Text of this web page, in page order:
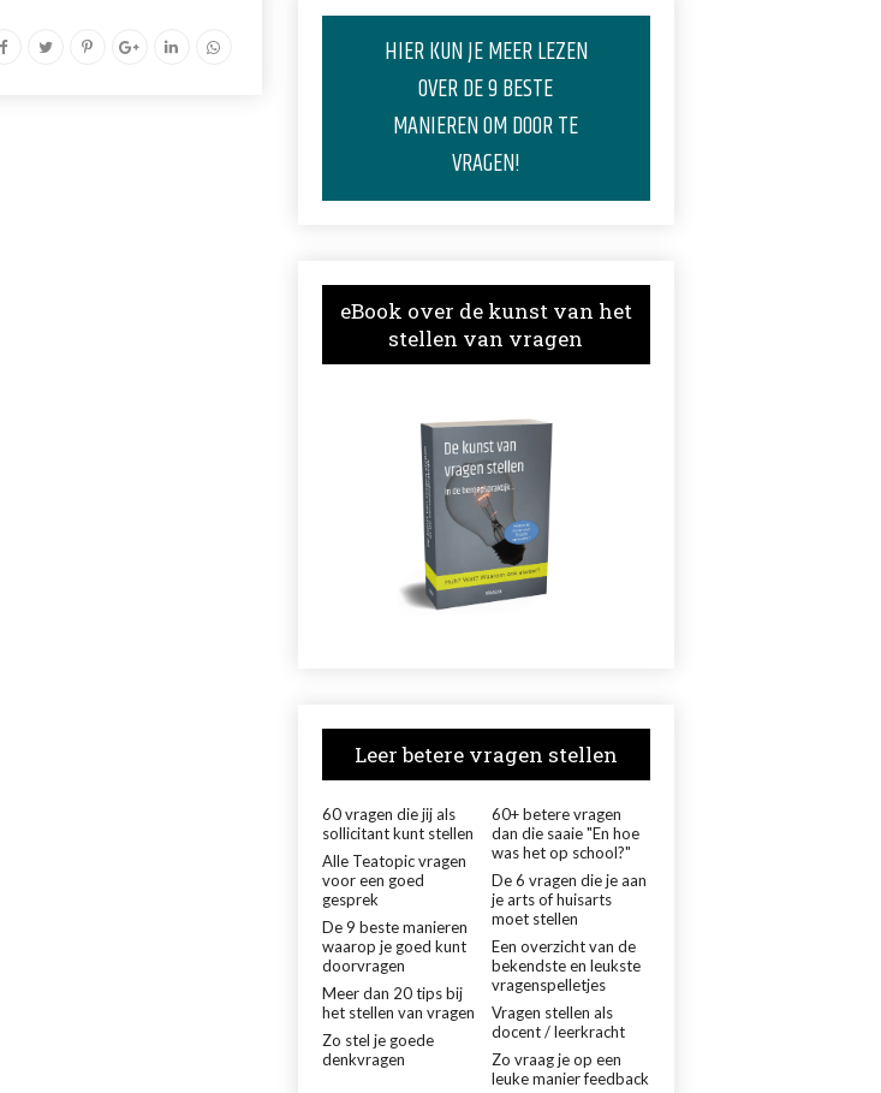
HIER KUN JE MEER LEZEN
OVER DE 9 BESTE
MANIEREN OM DOOR TE
VRAGEN!
eBook over de kunst van het
stellen van vragen
Leer betere vragen stellen
60 vragen die jij als
sollicitant kunt stellen
60+ betere vragen
dan die saaie "En hoe
was het op school?"
Alle Teatopic vragen
voor een goed
gesprek
De 6 vragen die je aan
je arts of huisarts
moet stellen
De 9 beste manieren
waarop je goed kunt
doorvragen
Een overzicht van de
bekendste en leukste
vragenspelletjes
Meer dan 20 tips bij
het stellen van vragen
Vragen stellen als
docent / leerkracht
Zo stel je goede
denkvragen
Zo vraag je op een
leuke manier feedback